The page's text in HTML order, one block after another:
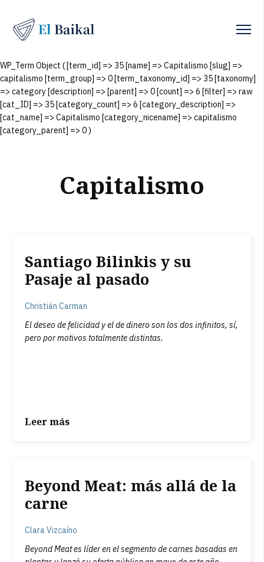
WP_Term Object ( [term_id] => 35 [name] => Capitalismo [slug] =>
capitalismo [term_group] => 0 [term_taxonomy_id] => 35 [taxonomy]
=> category [description] => [parent] => 0 [count] => 6 [filter] => raw
[cat_ID] => 35 [category_count] => 6 [category_description] =>
[cat_name] => Capitalismo [category_nicename] => capitalismo
[category_parent] => 0 )
Capitalismo
Santiago Bilinkis y su
Pasaje al pasado
Christián Carman
El deseo de felicidad y el de dinero son los dos infinitos, sí,
pero por motivos totalmente distintas.
Leer más
Beyond Meat: más allá de la
carne
Clara Vizcaíno
Beyond Meat es líder en el segmento de carnes basadas en